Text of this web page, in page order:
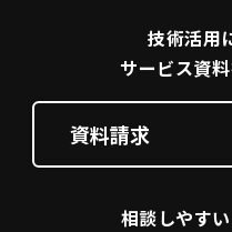
技術活用
サービス資
資料請求
相談しやすい